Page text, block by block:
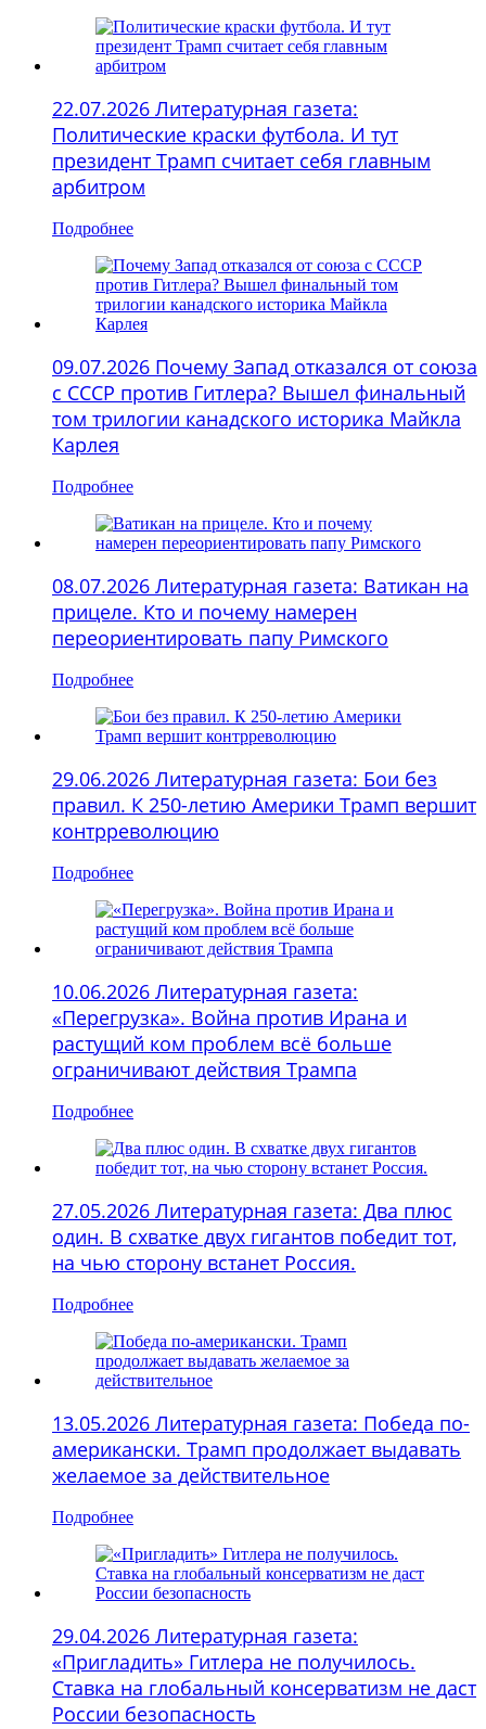
22.07.2026 Литературная газета:
Политические краски футбола. И тут
президент Трамп считает себя главным
арбитром
Подробнее
09.07.2026 Почему Запад отказался от союза
с СССР против Гитлера? Вышел финальный
том трилогии канадского историка Майкла
Карлея
Подробнее
08.07.2026 Литературная газета: Ватикан на
прицеле. Кто и почему намерен
переориентировать папу Римского
Подробнее
29.06.2026 Литературная газета: Бои без
правил. К 250-летию Америки Трамп вершит
контрреволюцию
Подробнее
10.06.2026 Литературная газета:
«Перегрузка». Война против Ирана и
растущий ком проблем всё больше
ограничивают действия Трампа
Подробнее
27.05.2026 Литературная газета: Два плюс
один. В схватке двух гигантов победит тот,
на чью сторону встанет Россия.
Подробнее
13.05.2026 Литературная газета: Победа по-
американски. Трамп продолжает выдавать
желаемое за действительное
Подробнее
29.04.2026 Литературная газета:
«Пригладить» Гитлера не получилось.
Ставка на глобальный консерватизм не даст
России безопасность